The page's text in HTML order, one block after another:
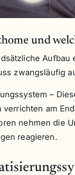
und
Aufbau
zwangsläufig
–
am
nehmen die
reagieren.